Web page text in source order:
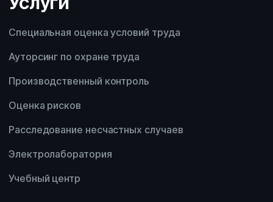
Специальная оценка условий труда
Ауторсинг по охране труда
Производственный контроль
Оценка рисков
Расследование несчастных случаев
Электролаборатория
Учебный центр